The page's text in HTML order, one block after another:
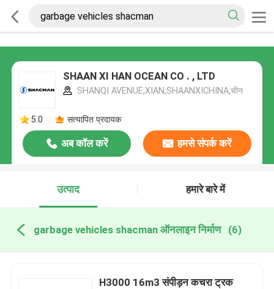
SHAAN XI HAN OCEAN CO . , LTD
SHANQI AVENUE,XIAN,SHAANXICHINA,चीन
5.0 सत्यापित प्रदायक
अब कॉल करें हमसे संपर्क करें
उत्पाद हमारे बारे में
garbage vehicles shacman ऑनलाइन निर्माण (6)
H3000 16m3 संपीड़न कचरा ट्रक